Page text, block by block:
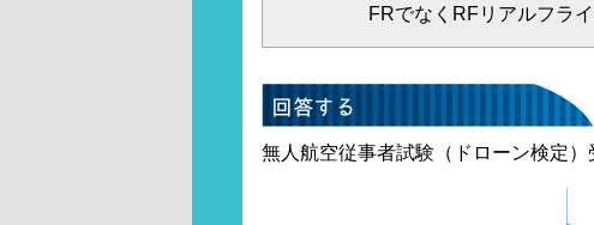
FRでなくRFリアルフライ
無人航空従事者試験（ドローン検定）